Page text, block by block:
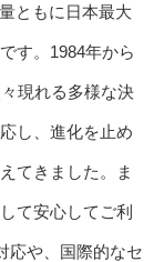
ともに日本最大
す。1984年から
現れる多様な決
し、進化を止め
てきました。ま
て安心してご利
応や、国際的なセ